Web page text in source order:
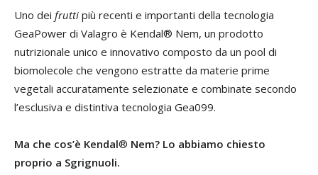
Uno dei frutti più recenti e importanti della tecnologia
GeaPower di Valagro è Kendal® Nem, un prodotto
nutrizionale unico e innovativo composto da un pool di
biomolecole che vengono estratte da materie prime
vegetali accuratamente selezionate e combinate secondo
l’esclusiva e distintiva tecnologia Gea099.
Ma che cos’è Kendal® Nem? Lo abbiamo chiesto
proprio a Sgrignuoli.